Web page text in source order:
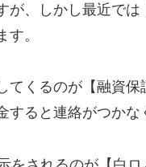
が、しかし最近で
。
てくるのが【融資
すると連絡がつかな